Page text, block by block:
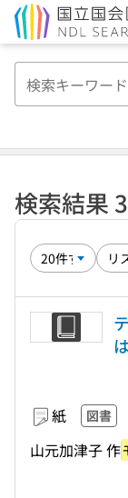
検索結果
紙 図書
山元加津子 作